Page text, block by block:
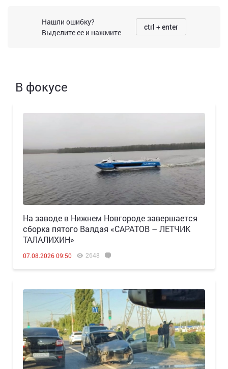
Нашли ошибку?
Выделите ее и нажмите
ctrl + enter
В фокусе
Н️а заводе в Нижнем Новгороде завершается
сборка пятого Валдая «САРАТОВ – ЛЕТЧИК
ТАЛАЛИХИН»
07.08.2026 09:50 2648